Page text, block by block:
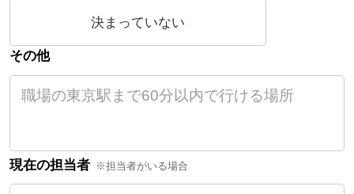
決まっていない
その他
現在の担当者 ※担当者がいる場合